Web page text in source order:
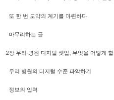
또 한 번 도약의 계기를 마련하다
마무리하는 글
2장 우리 병원 디지털 셋업, 무엇을 어떻게
우리 병원의 디지털 수준 파악하기
정보의 입력